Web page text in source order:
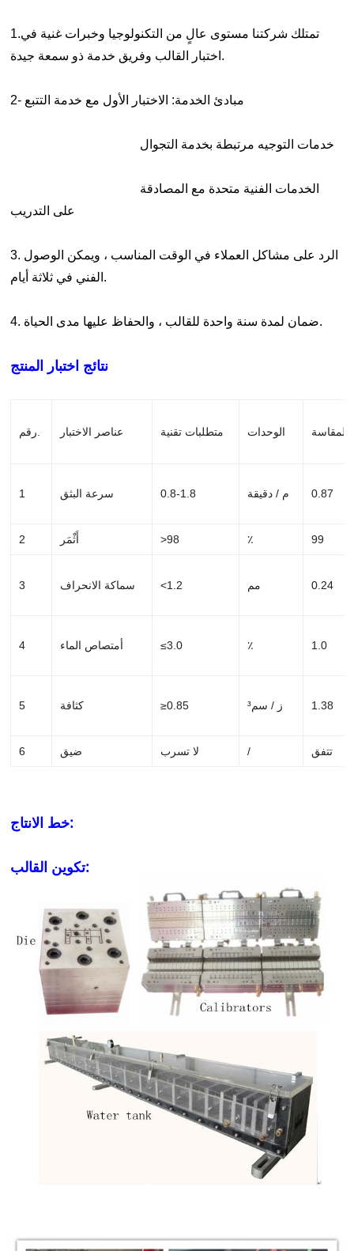
1.تمتلك شركتنا مستوى عالٍ من التكنولوجيا وخبرات غنية في
اختبار القالب وفريق خدمة ذو سمعة جيدة.
2- مبادئ الخدمة: الاختبار الأول مع خدمة التتبع
خدمات التوجيه مرتبطة بخدمة التجوال
على التدريب
3. الرد على مشاكل العملاء في الوقت المناسب ، ويمكن الوصول
الفني في ثلاثة أيام.
4. ضمان لمدة سنة واحدة للقالب ، والحفاظ عليها مدى الحياة.
نتائج اختبار المنتج
عناصر الاختبار متطلبات تقنية الوحدات المقاسة
1 سرعة البثق 0.8-1.8 م / دقيقة 0.87
2 أَثْمَر >98 ٪ 99
3 سماكة الانحراف <1.2 مم 0.24
4 أمتصاص الماء ≤3.0 ٪ 1.0
5 كثافة ≥0.85 ز / سم³ 1.38
6 ضيق لا تسرب / تتفق
خط الانتاج:
تكوين القالب: